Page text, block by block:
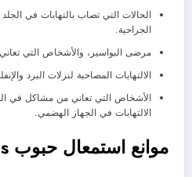
الحالات التي تصاب بالتهابات في
الجراحية.
مرضى البواسير، والأشخاص التي
الالتهابات المصاحبة لنزلات البرد
الأشخاص التي تعاني من مشاكل في
الالتهابات في الجهاز الهضمي.
موانع استمعال حبوب reparil dragees